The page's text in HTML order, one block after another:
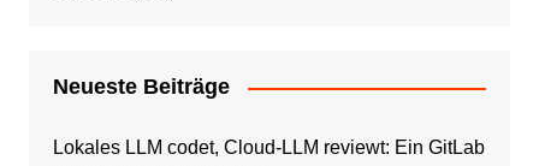
Neueste Beiträge
Lokales LLM codet, Cloud-LLM reviewt: Ein GitLab